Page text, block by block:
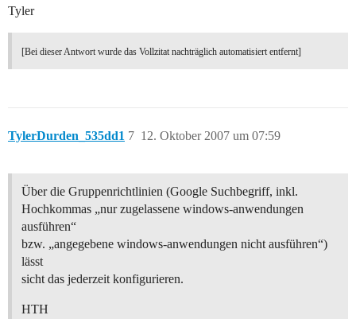
Tyler
[Bei dieser Antwort wurde das Vollzitat nachträglich automatisiert entfernt]
TylerDurden_535dd1 12. Oktober 2007 um 07:59
7
Über die Gruppenrichtlinien (Google Suchbegriff, inkl.
Hochkommas „nur zugelassene windows-anwendungen
ausführen“
bzw. „angegebene windows-anwendungen nicht ausführen“)
lässt
sicht das jederzeit konfigurieren.
HTH